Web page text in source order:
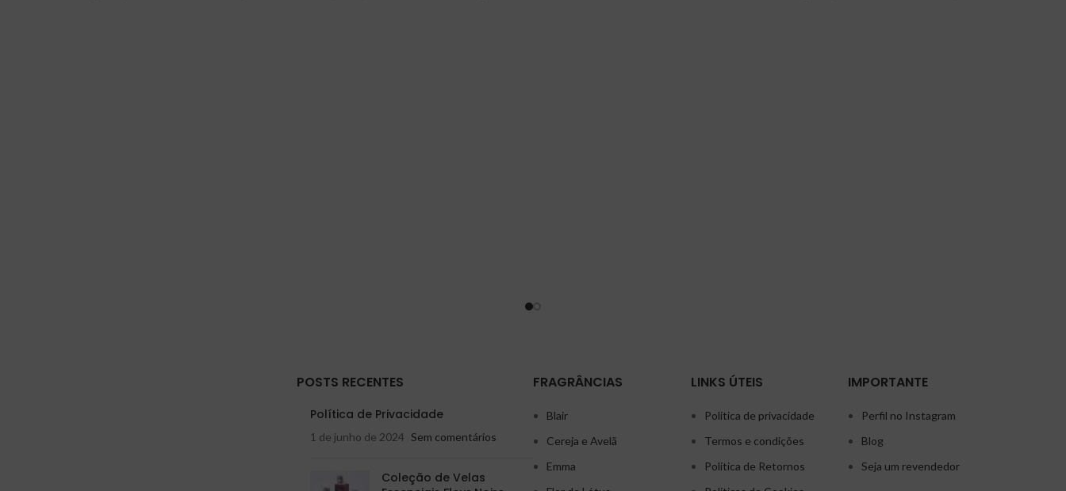
POSTS RECENTES
Política de Privacidade
1 de junho de 2024 Sem comentários
Coleção de Velas
FRAGRÂNCIAS
Blair
Cereja e Avelã
Emma
LINKS ÚTEIS
Política de privacidade
Termos e condições
Política de Retornos
IMPORTANTE
Perfil no Instagram
Blog
Seja um revendedor